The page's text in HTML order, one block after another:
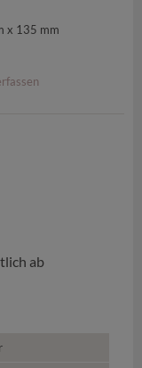
x 135 mm
ab